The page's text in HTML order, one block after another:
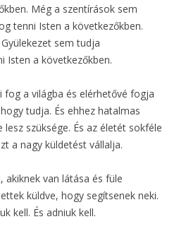
Még a szentírások sem
tenni Isten a következőkben.
sem tudja
Isten a következőkben.
a világba és elérhetővé fogja
tudja. És ehhez hatalmas
szüksége. És az életét sokféle
a nagy küldetést vállalja.
akiknek van látása és füle
küldve, hogy segítsenek neki.
kell. És adniuk kell.